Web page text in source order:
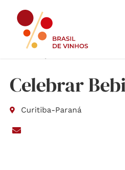
Celebrar
Curitiba-Paraná